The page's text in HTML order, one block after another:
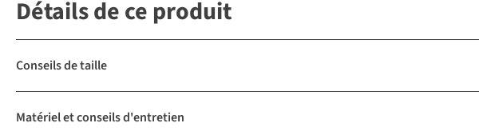
Détails de ce produit
Conseils de taille
Matériel et conseils d'entretien